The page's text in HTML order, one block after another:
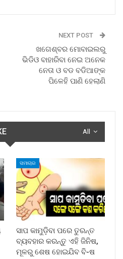
NEXT POST
ଖଗେଶ୍ବର ମୋବାଇଲରୁ
ଭିଡିଓ ବାହାରିବା ନେଇ ଅନେକ
ନେତା ଓ ବଡ ବଡିଆଙ୍କ
ପିଳେହି ପାଣି ହେଲାଣି
All
ସମାଚାର
ସାପ କାମୁଡ଼ିବା ପରେ ତୁରନ୍ତ
ବ୍ୟବହାର କରନ୍ତୁ ଏହି ଜିନିଷ,
ମୂଳରୁ ଶେଷ ହୋଇଯିବ ବି-ଷ